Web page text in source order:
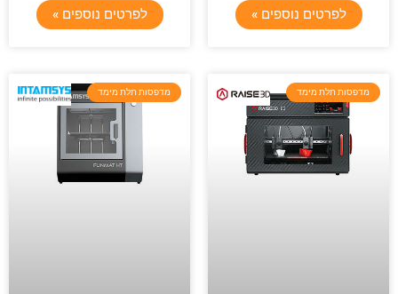
לפרטים נוספים » לפרטים נוספים »
מדפסות תלת מימד מדפסות תלת מימד